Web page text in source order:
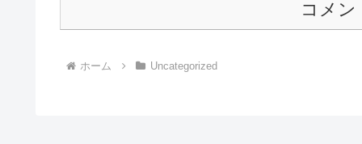
コメン
ホーム Uncategorized